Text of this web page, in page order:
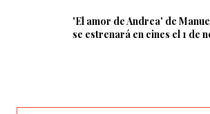
'El amor de Andrea' de
se estrenará en cines el 1 de